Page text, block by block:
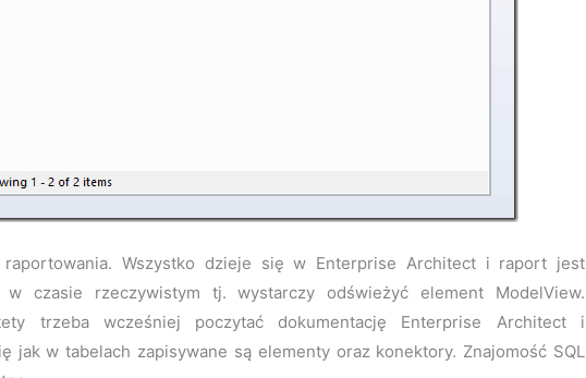
raportowania. Wszystko dzieje się w Enterprise Architect i raport jest
w czasie rzeczywistym tj. wystarczy odświeżyć element ModelView.
trzeba wcześniej poczytać dokumentację Enterprise Architect i
jak w tabelach zapisywane są elementy oraz konektory. Znajomość SQL